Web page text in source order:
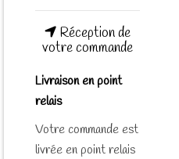
Réception de
votre commande
Livraison en point
relais
Votre commande est
livrée en point relais